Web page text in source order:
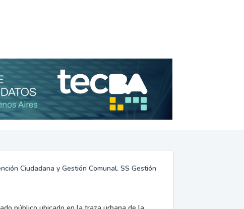
Ciudadana y Gestión Comunal. SS Gestión